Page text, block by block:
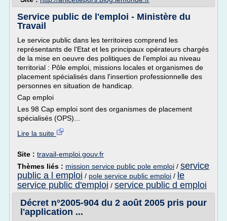
Service public de l'emploi - Ministère du
Travail
Le service public dans les territoires comprend les
représentants de l'Etat et les principaux opérateurs chargés
de la mise en oeuvre des politiques de l'emploi au niveau
territorial : Pôle emploi, missions locales et organismes de
placement spécialisés dans l'insertion professionnelle des
personnes en situation de handicap.
Cap emploi
Les 98 Cap emploi sont des organismes de placement
spécialisés (OPS)...
Lire la suite
Site : travail-emploi.gouv.fr
Thèmes liés : mission service public pole emploi / service
public a l emploi / pole service public emploi / le
service public d'emploi / service public d emploi
Décret n°2005-904 du 2 août 2005 pris pour
l'application ...